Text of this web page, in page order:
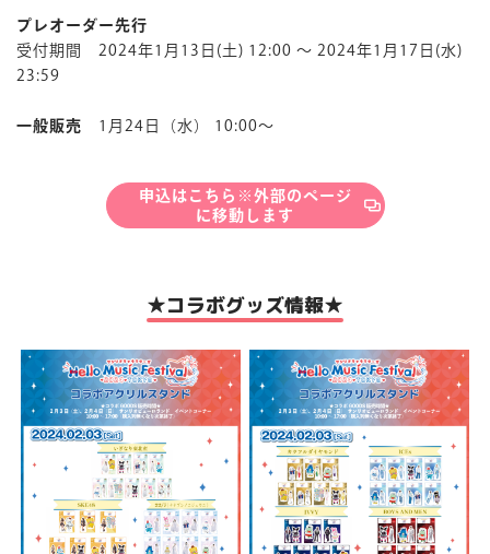
プレオーダー先行
受付期間 2024年1月13日(土) 12:00 ～ 2024年1月17日(水)
23:59
一般販売 1月24日（水） 10:00〜
申込はこちら※外部のページ
に移動します
★コラボグッズ情報★